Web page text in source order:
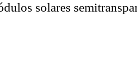
solares